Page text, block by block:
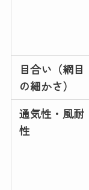
目合い（網目
の細かさ）
通気性・風耐
性